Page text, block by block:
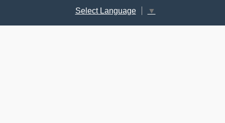
Select Language
▼